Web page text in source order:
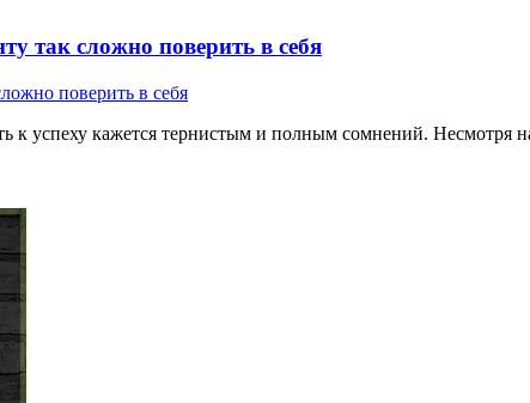
так сложно поверить в себя
к успеху кажется тернистым и полным сомнений. Несмотря